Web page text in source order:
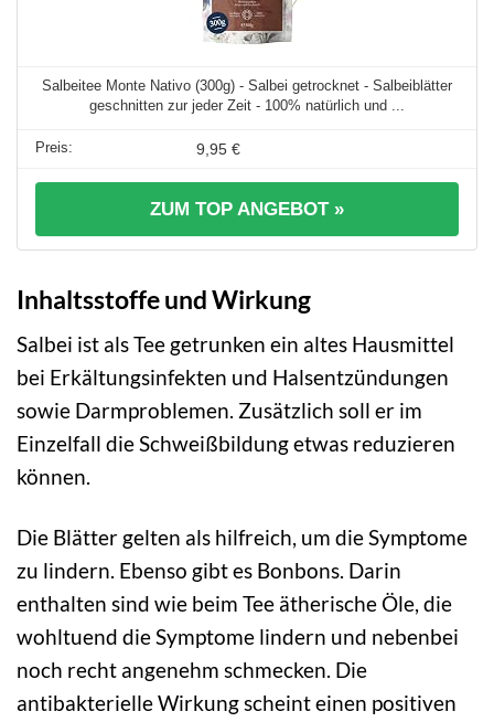
Salbeitee Monte Nativo (300g) - Salbei getrocknet - Salbeiblätter
geschnitten zur jeder Zeit - 100% natürlich und ...
9,95 €
ZUM TOP ANGEBOT »
Inhaltsstoffe und Wirkung
Salbei ist als Tee getrunken ein altes Hausmittel
bei Erkältungsinfekten und Halsentzündungen
sowie Darmproblemen. Zusätzlich soll er im
Einzelfall die Schweißbildung etwas reduzieren
können.
Die Blätter gelten als hilfreich, um die Symptome
zu lindern. Ebenso gibt es Bonbons. Darin
enthalten sind wie beim Tee ätherische Öle, die
wohltuend die Symptome lindern und nebenbei
noch recht angenehm schmecken. Die
antibakterielle Wirkung scheint einen positiven